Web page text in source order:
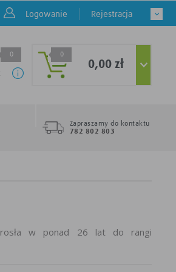
Logowanie Rejestracja
0 0
0,00 zł
Zapraszamy do kontaktu
782 802 803
w ponad 26 lat do rangi